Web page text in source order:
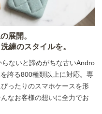
展開。
練のスタイルを。
ないと諦めがちな古いAndro
誇る800種類以上に対応。専
ったりのスマホケースを形
なお客様の想いに全力でお